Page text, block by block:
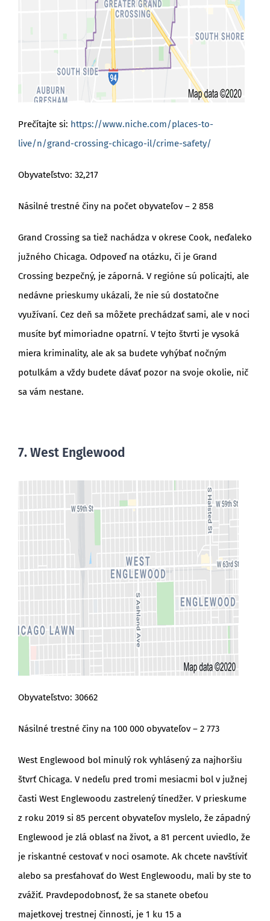
Prečítajte si: https://www.niche.com/places-to-
live/n/grand-crossing-chicago-il/crime-safety/
Obyvateľstvo: 32,217
Násilné trestné činy na počet obyvateľov – 2 858
Grand Crossing sa tiež nachádza v okrese Cook, neďaleko
južného Chicaga. Odpoveď na otázku, či je Grand
Crossing bezpečný, je záporná. V regióne sú policajti, ale
nedávne prieskumy ukázali, že nie sú dostatočne
využívaní. Cez deň sa môžete prechádzať sami, ale v noci
musíte byť mimoriadne opatrní. V tejto štvrti je vysoká
miera kriminality, ale ak sa budete vyhýbať nočným
potulkám a vždy budete dávať pozor na svoje okolie, nič
sa vám nestane.
7. West Englewood
Obyvateľstvo: 30662
Násilné trestné činy na 100 000 obyvateľov – 2 773
West Englewood bol minulý rok vyhlásený za najhoršiu
štvrť Chicaga. V nedeľu pred tromi mesiacmi bol v južnej
časti West Englewoodu zastrelený tínedžer. V prieskume
z roku 2019 si 85 percent obyvateľov myslelo, že západný
Englewood je zlá oblasť na život, a 81 percent uviedlo, že
je riskantné cestovať v noci osamote. Ak chcete navštíviť
alebo sa presťahovať do West Englewoodu, mali by ste to
zvážiť. Pravdepodobnosť, že sa stanete obeťou
majetkovej trestnej činnosti, je 1 ku 15 a